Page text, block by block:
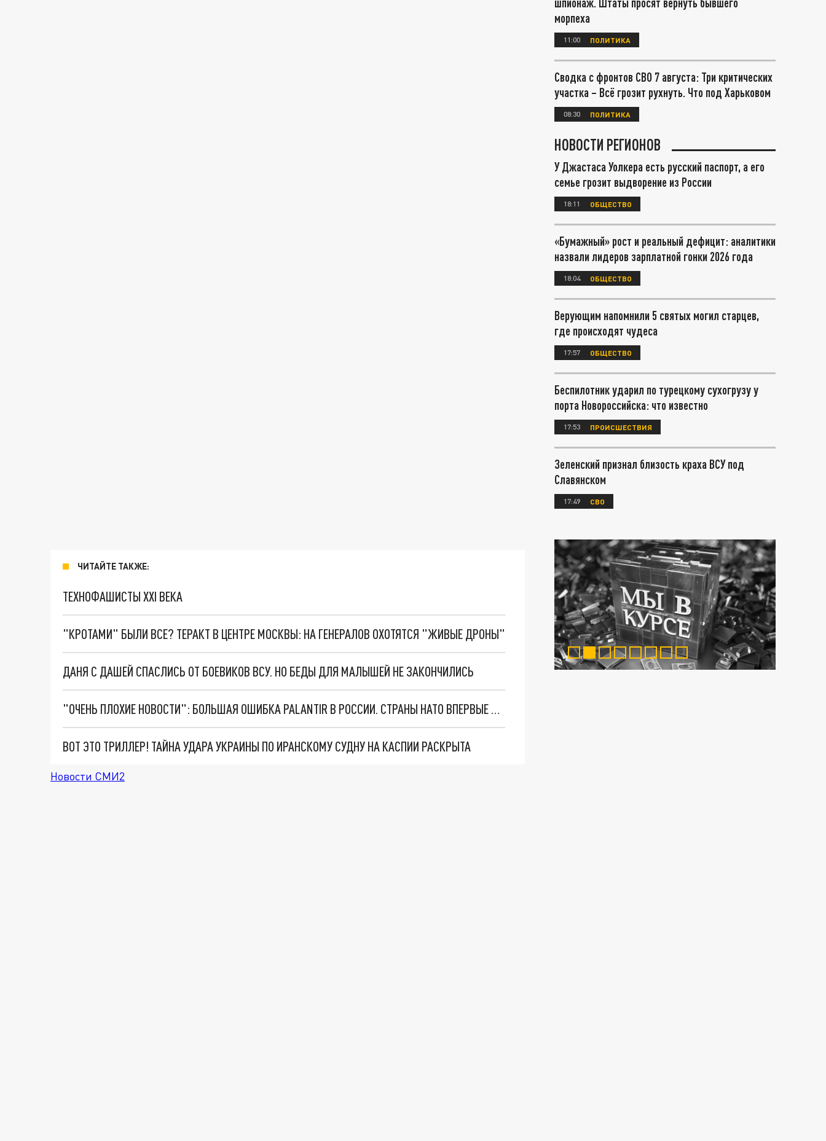
ЧИТАЙТЕ ТАКЖЕ:
ТЕХНОФАШИСТЫ XXI ВЕКА
"КРОТАМИ" БЫЛИ ВСЕ? ТЕРАКТ В ЦЕНТРЕ МОСКВЫ: НА ГЕНЕРАЛОВ ОХОТЯТСЯ "ЖИВЫЕ ДРОНЫ"
ДАНЯ С ДАШЕЙ СПАСЛИСЬ ОТ БОЕВИКОВ ВСУ. НО БЕДЫ ДЛЯ МАЛЫШЕЙ НЕ ЗАКОНЧИЛИСЬ
"ОЧЕНЬ ПЛОХИЕ НОВОСТИ": БОЛЬШАЯ ОШИБКА PALANTIR В РОССИИ. СТРАНЫ НАТО ВПЕРВЫЕ ЗА СВО ОСТАНОВИЛИ ПОСТАВКИ ОРУЖИЯ. ВСУ ТЕРЯЮТ ПРИГРАНИЧЬЕ?
ВОТ ЭТО ТРИЛЛЕР! ТАЙНА УДАРА УКРАИНЫ ПО ИРАНСКОМУ СУДНУ НА КАСПИИ РАСКРЫТА
Новости СМИ2
морпеха
11:00 ПОЛИТИКА
Сводка с фронтов СВО 7 августа: Три критических
участка – Всё грозит рухнуть. Что под Харьковом
08:30 ПОЛИТИКА
НОВОСТИ РЕГИОНОВ
У Джастаса Уолкера есть русский паспорт, а его
семье грозит выдворение из России
18:11 ОБЩЕСТВО
«Бумажный» рост и реальный дефицит: аналитики
назвали лидеров зарплатной гонки 2026 года
18:04 ОБЩЕСТВО
Верующим напомнили 5 святых могил старцев,
где происходят чудеса
17:57 ОБЩЕСТВО
Беспилотник ударил по турецкому сухогрузу у
порта Новороссийска: что известно
17:53 ПРОИСШЕСТВИЯ
Зеленский признал близость краха ВСУ под
Славянском
17:49 СВО